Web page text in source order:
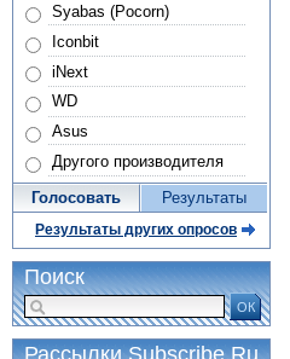
Syabas (Pocorn)
Iconbit
iNext
WD
Asus
Другого производителя
Голосовать Результаты
Результаты других опросов
Поиск
ОК